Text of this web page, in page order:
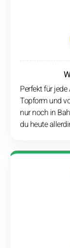
Perfekt für
Topform und
nur noch in
du heute